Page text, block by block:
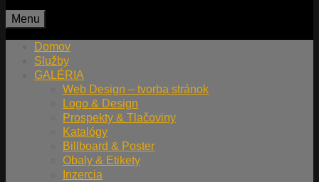
Menu
Domov
Služby
GALÉRIA
Web Design – tvorba stránok
Logo & Design
Prospekty & Tlačoviny
Katalógy
Billboard & Poster
Obaly & Etikety
Inzercia